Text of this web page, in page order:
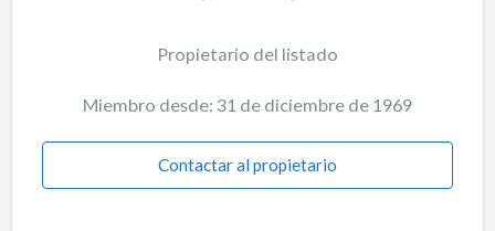
Propietario del listado
Miembro desde: 31 de diciembre de 1969
Contactar al propietario